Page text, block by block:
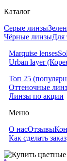
Каталог
Серые линзы
Чёрные линзыДля
Marquise lenses
Urban layer
Топ 25
Оттеночные
Линзы по акции
Меню
О насОтзывы
Как сделать заказ